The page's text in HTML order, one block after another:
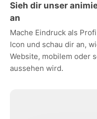
Sieh dir unser
an
Mache Eindruck als
Icon und schau dir an,
Website, mobilem oder
aussehen wird.